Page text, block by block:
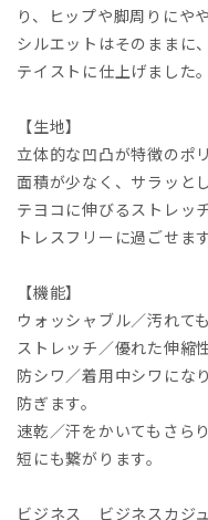
り、ヒップや脚周りにや
シルエットはそのままに
テイストに仕上げました。
【生地】
立体的な凹凸が特徴のポ
面積が少なく、サラッと
テヨコに伸びるストレッ
トレスフリーに過ごせます
【機能】
ウォッシャブル／汚れて
ストレッチ／優れた伸縮
防シワ／着用中シワにな
防ぎます。
速乾／汗をかいてもさら
短にも繋がります。
ビジネス ビジネスカジ